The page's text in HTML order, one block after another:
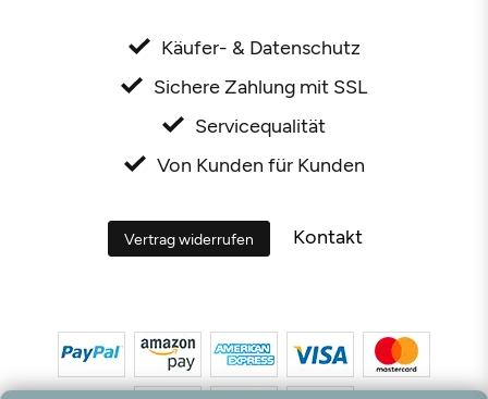
Käufer- & Datenschutz
Sichere Zahlung mit SSL
Servicequalität
Von Kunden für Kunden
Vertrag widerrufen Kontakt